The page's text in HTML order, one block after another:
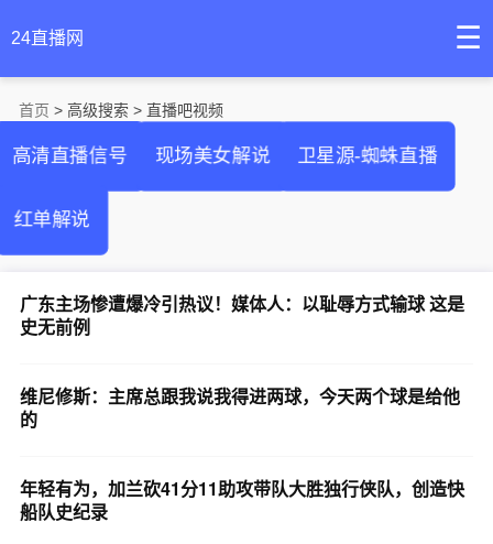
24直播网 ☰
首页 > 高级搜索 > 直播吧视频
高清直播信号 现场美女解说 卫星源-蜘蛛直播
红单解说
广东主场惨遭爆冷引热议！媒体人：以耻辱方式输球 这是
史无前例
维尼修斯：主席总跟我说我得进两球，今天两个球是给他
的
年轻有为，加兰砍41分11助攻带队大胜独行侠队，创造快
船队史纪录